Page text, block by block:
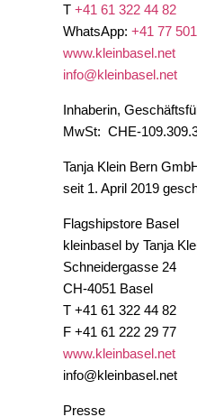
T +41 61 322 44 82
WhatsApp: +41 77
www.kleinbasel.net
info@kleinbasel.net
Inhaberin,
MwSt: CHE-
Tanja Klein Bern
seit 1. April 2019
Flagshipstore Basel
kleinbasel by Tanja
Schneidergasse 24
CH-4051 Basel
T +41 61 322 44 82
F +41 61 222 29 77
www.kleinbasel.net
info@kleinbasel.net
Presse